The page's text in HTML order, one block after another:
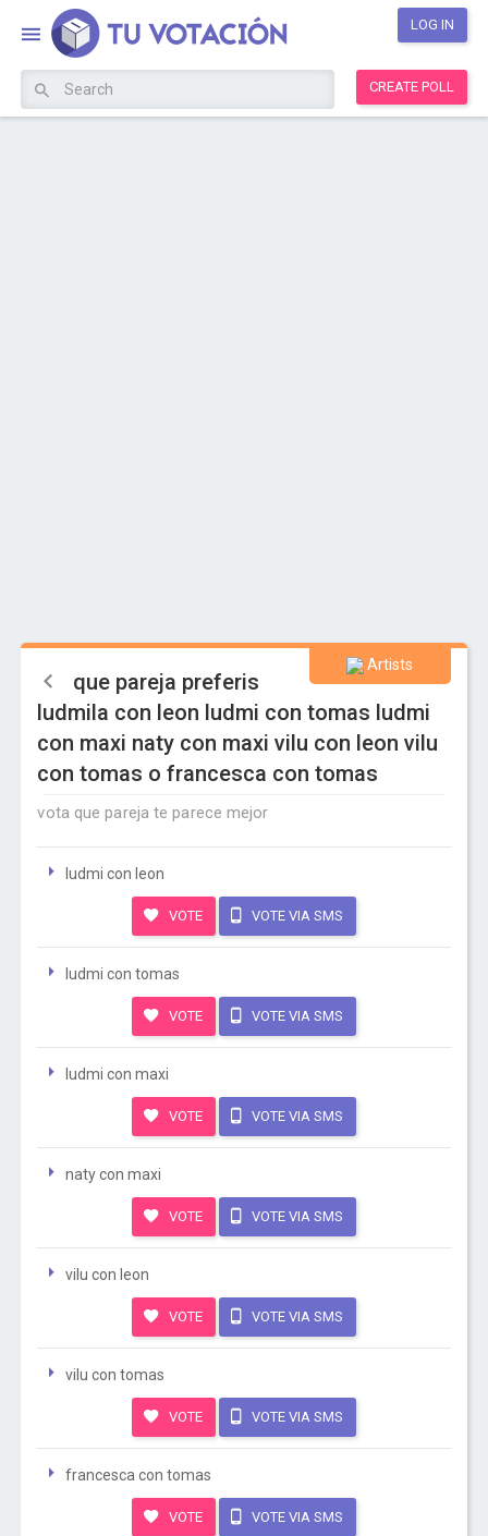
LOG IN
CREATE POLL
Artists
que pareja preferis
ludmila con leon ludmi con tomas ludmi
con maxi naty con maxi vilu con leon vilu
con tomas o francesca con tomas
vota que pareja te parece mejor
ludmi con leon
VOTE VOTE VIA SMS
ludmi con tomas
VOTE VOTE VIA SMS
ludmi con maxi
VOTE VOTE VIA SMS
naty con maxi
VOTE VOTE VIA SMS
vilu con leon
VOTE VOTE VIA SMS
vilu con tomas
VOTE VOTE VIA SMS
francesca con tomas
VOTE VOTE VIA SMS